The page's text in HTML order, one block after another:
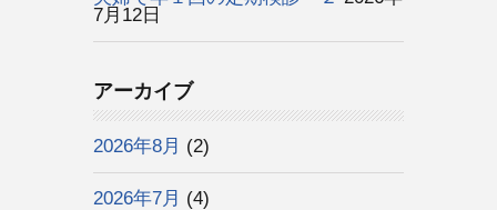
7月12日
アーカイブ
2026年8月 (2)
2026年7月 (4)